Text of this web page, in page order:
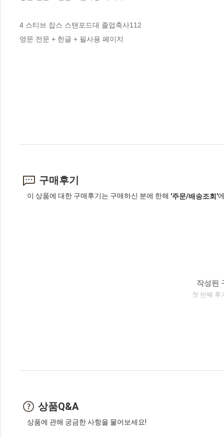
4 스티브 잡스 스탠포드대 졸업축사112
영문 전문 + 한글 + 필사용 페이지
구매후기
이 상품에 대한 구매후기는 구매하신 분에 한해 '주문/배송조회'
작성된
첫 번째 후
상품Q&A
상품에 관해 궁금한 사항을 물어보세요!